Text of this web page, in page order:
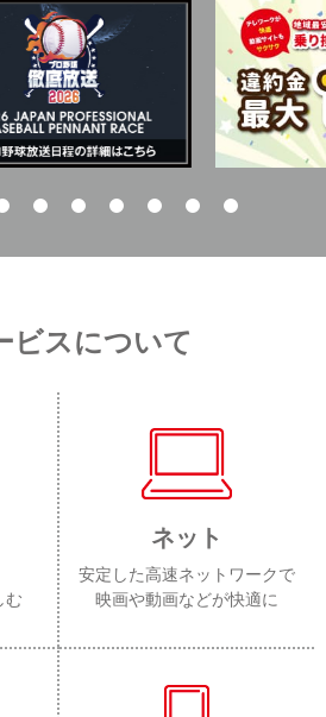
ビスについて
む
ネット
安定した高速ネットワークで
映画や動画などが快適に